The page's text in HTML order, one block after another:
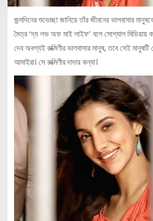
জন্মদিনের শুভেচ্ছা জানিয়ে তাঁর জীবনের ভালবাসার
মৈত্র ‘দ্য লভ অফ মাই লাইফ’ বলে সোশ্যাল মিডিয়ায়
দেব অবশ্যই রুক্মিণীর ভালবাসার মানুষ, তবে সেই মানুষটি
আমাইরা। সে রুক্মিণীর দাদার কন্যা।